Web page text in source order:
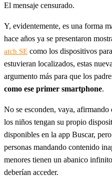
El mensaje censurado.
Y, evidentemente, es una forma
hace años ya se presentaron
atch SE como los dispositivos
estuvieran localizados, estas
argumento más para que los
como ese primer smartphone.
No se esconden, vaya, afirmando
los niños tengan su propio
disponibles en la app Buscar,
personas mandando contenido
menores tienen un abanico
deberían acceder.